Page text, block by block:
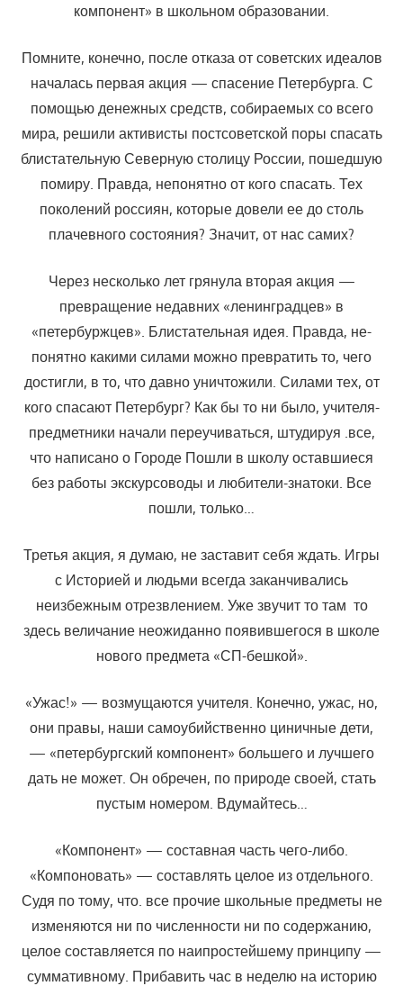
компонент» в школьном образовании.
Помните, конечно, после отказа от советских идеалов
началась первая акция — спасение Петербурга. С
помощью денежных средств, собираемых со всего
мира, решили активисты постсоветской поры спа­сать
блистательную Северную столицу России, пошедшую
помиру. Прав­да, непонятно от кого спасать. Тех
поколений россиян, которые довели ее до столь
плачевного состояния? Значит, от нас самих?
Через несколько лет грянула вторая акция —
превращение недав­них «ленинградцев» в
«петербуржцев». Блистательная идея. Правда, не­
понятно какими силами можно превратить то, чего
достигли, в то, что давно уничтожили. Силами тех, от
кого спасают Петербург? Как бы то ни было, учителя-
предметники начали переучиваться, штудируя .все,
что написано о Городе Пошли в школу оставшиеся
без работы экскур­соводы и любители-знатоки. Все
пошли, только…
Третья акция, я думаю, не заставит себя ждать. Игры
с Историей и людьми всегда заканчивались
неизбежным отрезвлением. Уже зву­чит то там то
здесь величание неожиданно появившегося в школе
но­вого предмета «СП-бешкой».
«Ужас!» — возмущаются учителя. Конечно, ужас, но,
они правы, на­ши самоубийственно циничные дети,
— «петербургский компонент» боль­шего и лучшего
дать не может. Он обречен, по природе своей, стать
пустым номером. Вдумайтесь…
«Компонент» — составная часть чего-либо.
«Компоновать» — состав­лять целое из отдельного.
Судя по тому, что. все прочие школьные пред­меты не
изменяются ни по численности ни по содержанию,
целое со­ставляется по наипростейшему принципу —
суммативному. Прибавить час в неделю на историю